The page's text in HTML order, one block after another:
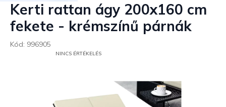
Kerti rattan ágy 200x160 cm
fekete - krémszínű párnák
Kód: 996905
NINCS ÉRTÉKELÉS